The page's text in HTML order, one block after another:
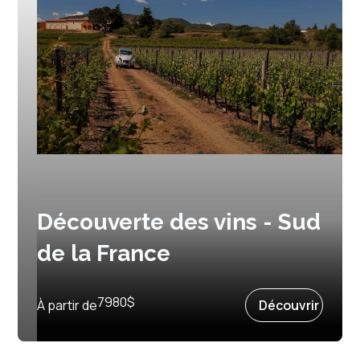
Découverte des vins - Sud
de la France
7 septembre 2026
À partir de7980$ Découvrir